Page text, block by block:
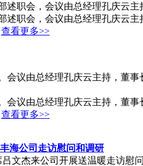
述职会，会议由总经理孔庆云
述职会，会议由总经理孔庆云主
查看更多>>
会议由总经理孔庆云主持，董
会议由总经理孔庆云主持，董事
查看更多>>
海公司走访慰问和调研
文杰来公司开展送温暖走访